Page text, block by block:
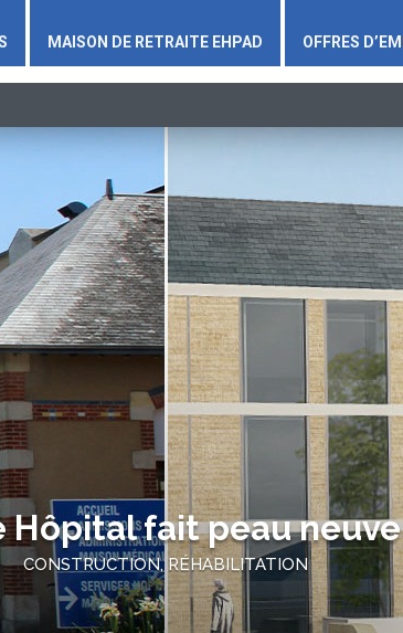
MAISON DE RETRAITE EHPAD OFFRES
Hôpital fait peau
CONSTRUCTION, RÉHABILITATION